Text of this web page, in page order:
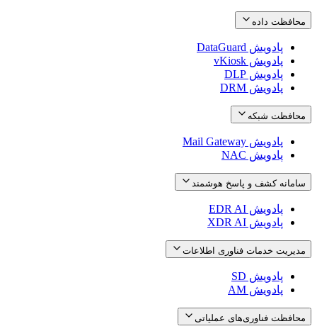
محافظت داده
پادویش DataGuard
پادویش vKiosk
پادویش DLP
پادویش DRM
محافظت شبکه
پادویش Mail Gateway
پادویش NAC
سامانه کشف و پاسخ هوشمند
پادویش EDR AI
پادویش XDR AI
مدیریت خدمات فناوری اطلاعات
پادویش SD
پادویش AM
محافظت فناوری‌های عملیاتی